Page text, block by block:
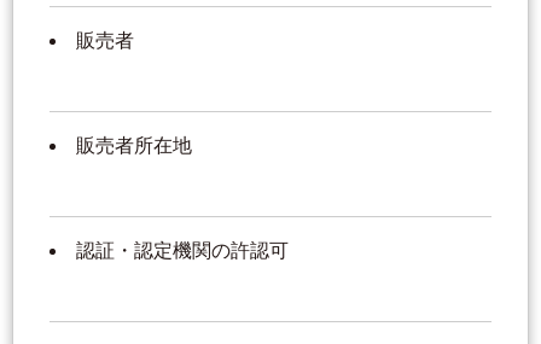
販売者
販売者所在地
認証・認定機関の許認可